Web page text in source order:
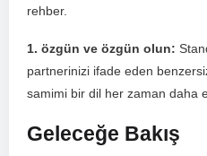
rehber.
1. özgün ve özgün ⁢olun:
partnerinizi ifade eden
samimi bir dil her zaman daha
Geleceğe Bakış